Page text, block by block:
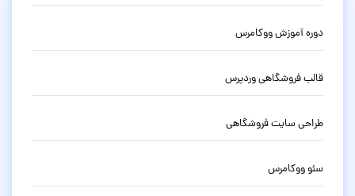
دوره آموزش ووکامرس
قالب فروشگاهی وردپرس
طراحی سایت فروشگاهی
سئو ووکامرس